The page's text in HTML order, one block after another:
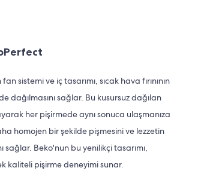
sistemi ve iç tasarımı, sıcak hava fırınının
dağılmasını sağlar. Bu kusursuz dağılan
her pişirmede aynı sonuca ulaşmanıza
homojen bir şekilde pişmesini ve lezzetin
sağlar. Beko'nun bu yenilikçi tasarımı,
kaliteli pişirme deneyimi sunar.